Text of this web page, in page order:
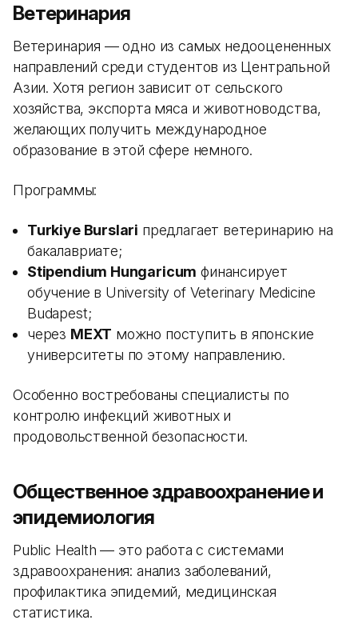
Ветеринария
Ветеринария — одно из самых недооцененных
направлений среди студентов из Центральной
Азии. Хотя регион зависит от сельского
хозяйства, экспорта мяса и животноводства,
желающих получить международное
образование в этой сфере немного.
Программы:
Turkiye Burslari предлагает ветеринарию на
бакалавриате;
Stipendium Hungaricum финансирует
обучение в University of Veterinary Medicine
Budapest;
через MEXT можно поступить в японские
университеты по этому направлению.
Особенно востребованы специалисты по
контролю инфекций животных и
продовольственной безопасности.
Общественное здравоохранение и
эпидемиология
Public Health — это работа с системами
здравоохранения: анализ заболеваний,
профилактика эпидемий, медицинская
статистика.